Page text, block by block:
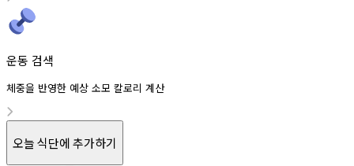
운동 검색
체중을 반영한 예상 소모 칼로리 계산
오늘 식단에 추가하기